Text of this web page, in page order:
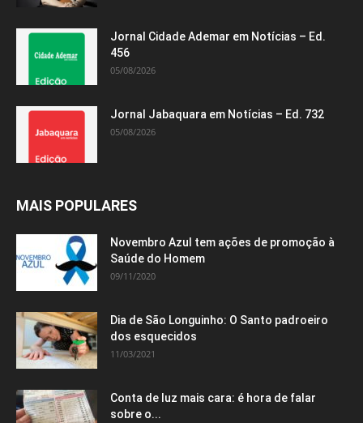
Jornal Cidade Ademar em Notícias – Ed.
456
05/08/2026
Jornal Jabaquara em Notícias – Ed. 732
05/08/2026
MAIS POPULARES
Novembro Azul tem ações de promoção à
Saúde do Homem
09/11/2020
Dia de São Longuinho: O Santo padroeiro
dos esquecidos
11/03/2021
Conta de luz mais cara: é hora de falar
sobre o...